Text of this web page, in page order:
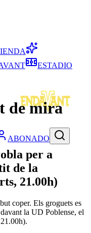
ABONADO
ESTADIO
de mira
per a
de la
21.00h)
coper. Els groguets es
la UD Poblense, el